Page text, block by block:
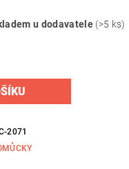
u dodavatele (>5 ks)
2071